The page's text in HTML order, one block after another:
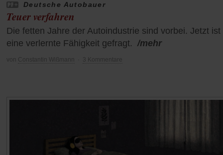
Deutsche Autobauer
Teuer verfahren
Die fetten Jahre der Autoindustrie sind vorbei. Jetzt ist
eine verlernte Fähigkeit gefragt. /mehr
von Constantin Wißmann 3 Kommentare